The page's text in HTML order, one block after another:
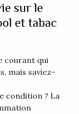
sur le
et tabac
courant qui
mais saviez-
condition ? La